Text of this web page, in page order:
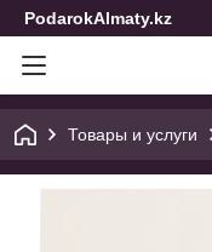
PodarokAlmaty.kz
Товары и услуги